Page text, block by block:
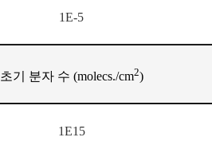
1E-5
초기 분자 수 (molecs./cm2)
1E15